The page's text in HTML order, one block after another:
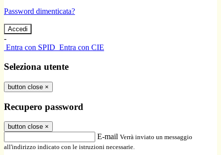
Password dimenticata?
-
Entra con SPID Entra con CIE
Seleziona utente
button close ×
Recupero password
button close ×
E-mail Verrà inviato un messaggio
all'indirizzo indicato con le istruzioni necessarie.